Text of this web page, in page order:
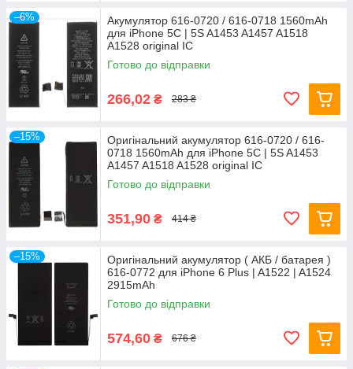
–6%
Акумулятор 616-0720 / 616-0718 1560mAh
для iPhone 5C | 5S A1453 A1457 A1518
A1528 original IC
Готово до відправки
266,02 ₴ 283 ₴
–15%
Оригінальний акумулятор 616-0720 / 616-
0718 1560mAh для iPhone 5C | 5S A1453
A1457 A1518 A1528 original IC
Готово до відправки
351,90 ₴ 414 ₴
–15%
Оригінальний акумулятор ( АКБ / батарея )
616-0772 для iPhone 6 Plus | A1522 | A1524
2915mAh
Готово до відправки
574,60 ₴ 676 ₴